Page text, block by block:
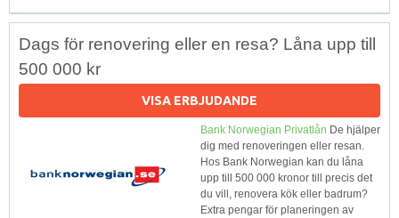
Dags för renovering eller en resa? Låna upp till
500 000 kr
VISA ERBJUDANDE
Bank Norwegian Privatlån De hjälper
dig med renoveringen eller resan.
Hos Bank Norwegian kan du låna
upp till 500 000 kronor till precis det
du vill, renovera kök eller badrum?
Extra pengar för planeringen av